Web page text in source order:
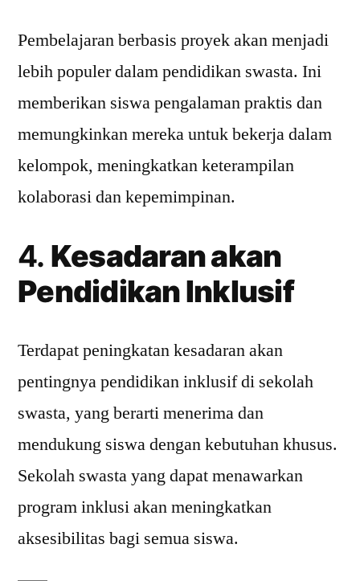
Pembelajaran berbasis proyek akan menjadi
lebih populer dalam pendidikan swasta. Ini
memberikan siswa pengalaman praktis dan
memungkinkan mereka untuk bekerja dalam
kelompok, meningkatkan keterampilan
kolaborasi dan kepemimpinan.
4. Kesadaran akan
Pendidikan Inklusif
Terdapat peningkatan kesadaran akan
pentingnya pendidikan inklusif di sekolah
swasta, yang berarti menerima dan
mendukung siswa dengan kebutuhan khusus.
Sekolah swasta yang dapat menawarkan
program inklusi akan meningkatkan
aksesibilitas bagi semua siswa.